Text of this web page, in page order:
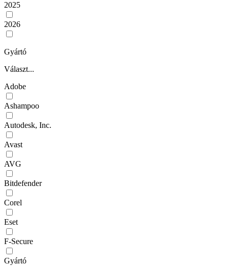
2025
2026
Gyártó
Választ...
Adobe
Ashampoo
Autodesk, Inc.
Avast
AVG
Bitdefender
Corel
Eset
F-Secure
Gyártó